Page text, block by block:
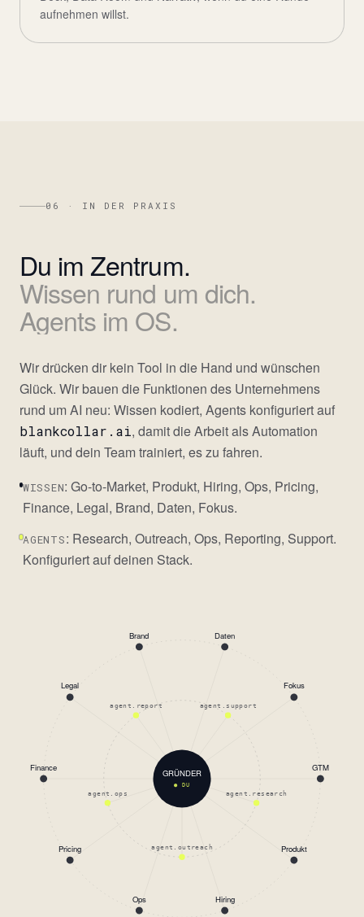
aufnehmen willst.
06 · IN DER PRAXIS
Du im Zentrum.
Wissen rund um dich.
Agents im OS.
Wir drücken dir kein Tool in die Hand und wünschen
Glück. Wir bauen die Funktionen des Unternehmens
rund um AI neu: Wissen kodiert, Agents konfiguriert auf
blankcollar.ai, damit die Arbeit als Automation
läuft, und dein Team trainiert, es zu fahren.
WISSEN: Go-to-Market, Produkt, Hiring, Ops, Pricing,
Finance, Legal, Brand, Daten, Fokus.
AGENTS: Research, Outreach, Ops, Reporting, Support.
Konfiguriert auf deinen Stack.
GRÜNDER
● DU
agent.research
agent.outreach
agent.ops
agent.report agent.support
GTM
Produkt
Hiring
Ops
Pricing
Finance
Legal
Brand Daten
Fokus